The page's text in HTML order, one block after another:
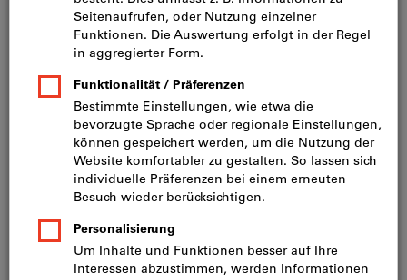
Bild zum Vergrößern anklicken
Preis pro 1 Stück
inkl. MwSt. zzgl. Versandkosten
Netto: CHF 19.10